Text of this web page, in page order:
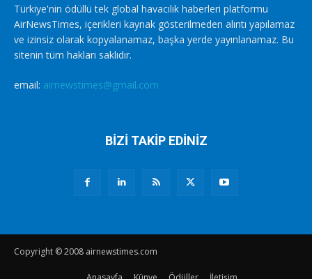
Türkiye'nin ödüllü tek global havacılık haberleri platformu
AirNewsTimes, içerikleri kaynak gösterilmeden alıntı yapılamaz
ve izinsiz olarak kopyalanamaz, başka yerde yayınlanamaz. Bu
sitenin tüm hakları saklıdır.
email: airnewstimes@gmail.com
BİZİ TAKİP EDİNİZ
Copyright © 2008 airnewstimes.com